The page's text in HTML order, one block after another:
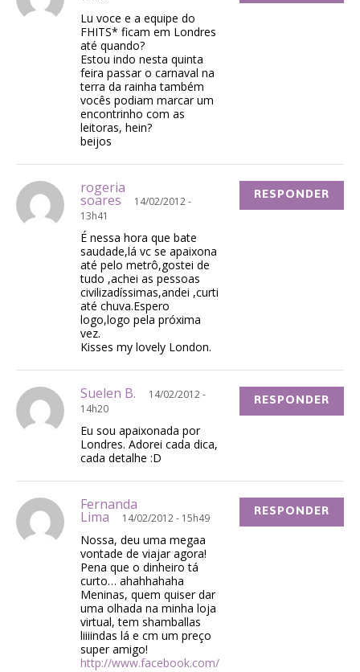
Lu voce e a equipe do
FHITS* ficam em Londres
até quando?
Estou indo nesta quinta
feira passar o carnaval na
terra da rainha também
vocês podiam marcar um
encontrinho com as
leitoras, hein?
beijos
rogeria
soares
14/02/2012 -
13h41
É nessa hora que bate
saudade,lá vc se apaixona
até pelo metrô,gostei de
tudo ,achei as pessoas
civilizadíssimas,andei ,curti
até chuva.Espero
logo,logo pela próxima
vez.
Kisses my lovely London.
RESPONDER
Suelen B.
14/02/2012 -
14h20
Eu sou apaixonada por
Londres. Adorei cada dica,
cada detalhe :D
RESPONDER
Fernanda
Lima 14/02/2012 - 15h49
Nossa, deu uma megaa
vontade de viajar agora!
Pena que o dinheiro tá
curto… ahahhahaha
Meninas, quem quiser dar
uma olhada na minha loja
virtual, tem shamballas
liiiindas lá e cm um preço
super amigo!
http://www.facebook.com/
RESPONDER